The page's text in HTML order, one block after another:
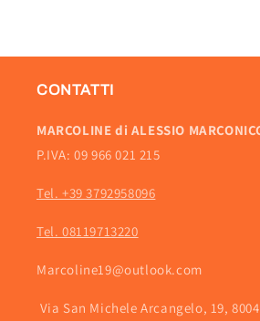
CONTATTI
MARCOLINE di ALESSIO
P.IVA: 09 966 021 215
Tel. +39 3792958096
Tel. 08119713220
Marcoline19@outlook.com
Via San Michele Arcangelo, 19,